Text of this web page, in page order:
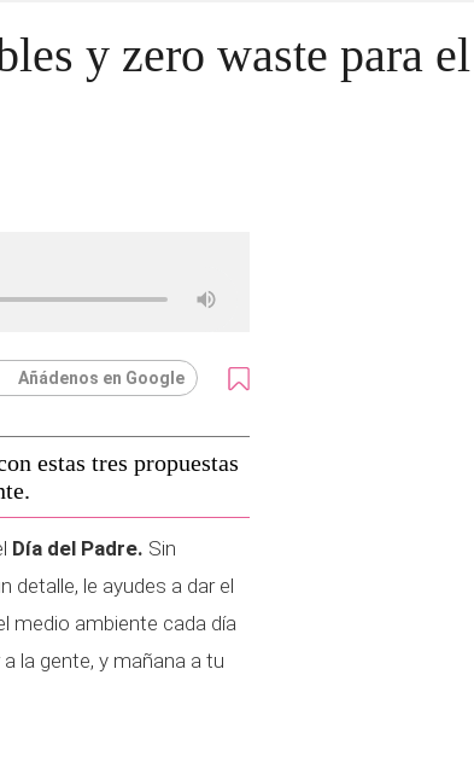
y zero waste para
Añádenos en Google
estas tres propuestas
Día del Padre. Sin
detalle, le ayudes a dar el
medio ambiente cada día
la gente, y mañana a tu